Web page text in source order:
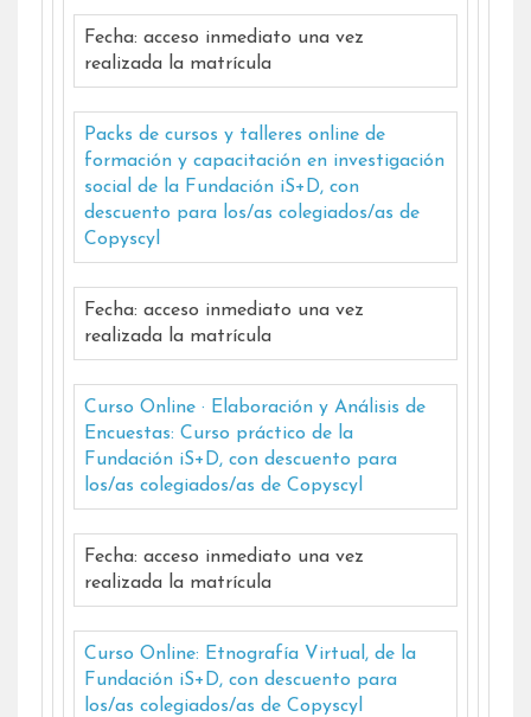
Fecha: acceso inmediato una vez
realizada la matrícula
Packs de cursos y talleres online de
formación y capacitación en investigación
social de la Fundación iS+D, con
descuento para los/as colegiados/as de
Copyscyl
Fecha: acceso inmediato una vez
realizada la matrícula
Curso Online · Elaboración y Análisis de
Encuestas: Curso práctico de la
Fundación iS+D, con descuento para
los/as colegiados/as de Copyscyl
Fecha: acceso inmediato una vez
realizada la matrícula
Curso Online: Etnografía Virtual, de la
Fundación iS+D, con descuento para
los/as colegiados/as de Copyscyl